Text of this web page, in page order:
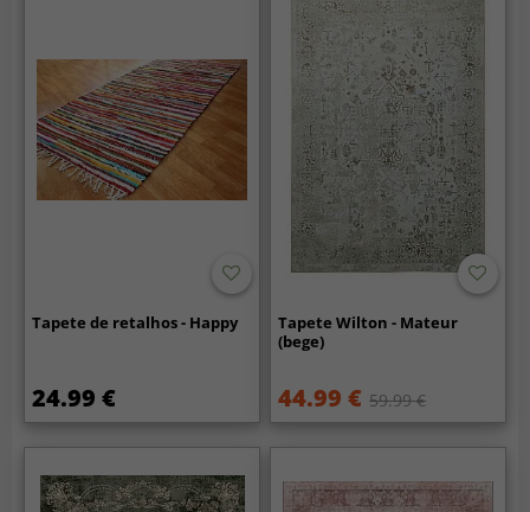
Tapete de retalhos - Happy
24.99 €
Tapete Wilton - Mateur
(bege)
44.99 € 59.99 €